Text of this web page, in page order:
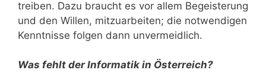
treiben. Dazu braucht es vor allem Begeisterung
und den Willen, mitzuarbeiten; die notwendigen
Kenntnisse folgen dann unvermeidlich.
Was fehlt der Informatik in Österreich?